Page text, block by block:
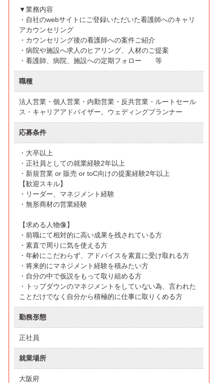
▼業務内容
・自社のwebサイトにご登録いただいた看護師へのキャリ
アカウンセリング
・カウンセリング後の看護師への案件ご紹介
・病院や施設へ求人のヒアリング、人材のご提案
・看護師、病院、施設への定期フォロー 等
職種
法人営業・個人営業・内勤営業・反共営業・ルートセール
ス・キャリアアドバイザー。ウェディングプランナー
応募条件
・大卒以上
・正社員としての就業経験2年以上
・新規営業 or 販売 or toC向けの提案経験2年以上
【歓迎スキル】
・リーダー、マネジメント経験
・無形商材の営業経験
【求める人物像】
・前職にて相対的に高い成果を残されている方
・素直で周りに気を使える方
・年齢にこだわらず、アドバイスを素直に受け取れる方
・将来的にマネジメント経験を積みたい方
・自分の中で仮説をもって取り組める方
・トップダウンのマネジメントをしていない為、言われた
ことだけでなく自分から積極的に仕事に取りくめる方
勤務形態
正社員
就業場所
大阪府